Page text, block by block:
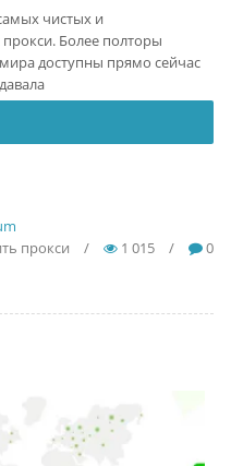
чистых и
Более полторы
доступны прямо сейчас
прокси
/ 1 015 / 0